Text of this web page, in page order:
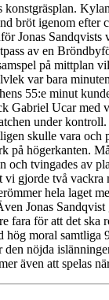
bröt igenom
Jonas
av en
på
var bara
55:e minut
Gabriel Ucar
under
skulle vara
på högerkanten.
tvingades av
gjorde två
hela
Jonas
för att det
moral
nöjda
även att spelas